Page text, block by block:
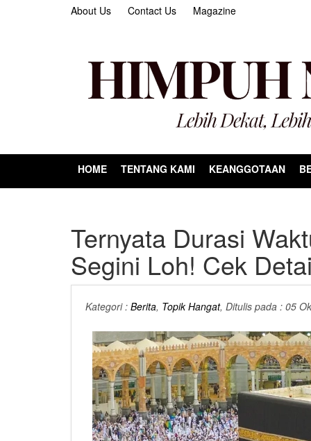
About Us Contact Us Magazine
HOME TENTANG KAMI KEANGGOTAAN
Ternyata Durasi
Segini Loh! Cek
Kategori : Berita, Topik Hangat, Ditulis pada : 05